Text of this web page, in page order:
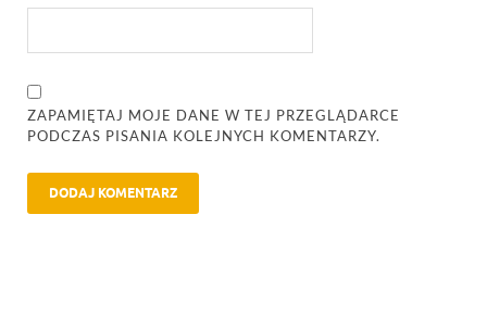
ZAPAMIĘTAJ MOJE DANE W TEJ PRZEGLĄDARCE
PODCZAS PISANIA KOLEJNYCH KOMENTARZY.